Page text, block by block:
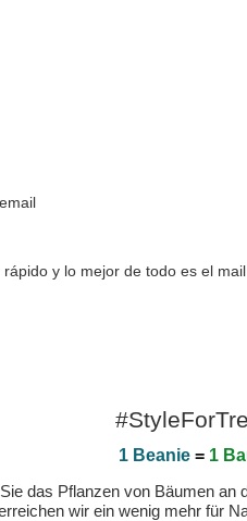
y lo mejor de todo es el
1 Beanie= 1
das Pflanzen von Bäumen
wir ein wenig mehr für